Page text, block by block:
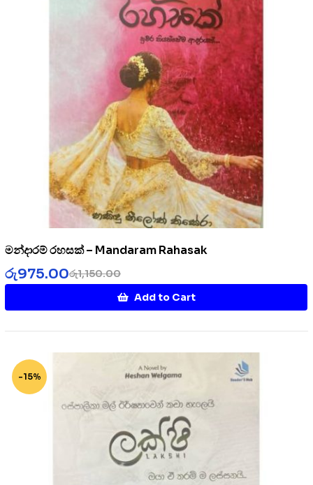
මන්දාරම් රහසක් – Mandaram Rahasak
රු1,150.00
රු975.00
Add to Cart
-15%